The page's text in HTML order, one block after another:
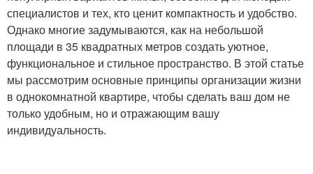
специалистов и тех, кто ценит компактность и удобство.
Однако многие задумываются, как на небольшой
площади в 35 квадратных метров создать уютное,
функциональное и стильное пространство. В этой статье
мы рассмотрим основные принципы организации жизни
в однокомнатной квартире, чтобы сделать ваш дом не
только удобным, но и отражающим вашу
индивидуальность.